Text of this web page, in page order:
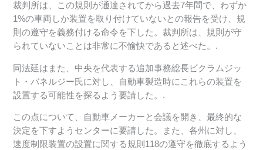
裁判所は、この規則が通達されてから過去7年間で、わずか
1%の車両しか装置を取り付けていないとの報告を受け、規
則の遵守を義務付ける命令を下した。裁判所は、規則が守
られていないことは非常に不愉快であると述べた。.
同法廷はまた、中央を代表する追加事務総長ビクラムジッ
ト・バネルジー氏に対し、自動車製造時にこれらの装置を
設置する可能性を探るよう要請した。.
この点について、自動車メーカーと会議を開き、最終的な
決定を下すようセンターに要請した。また、各州に対し、
速度制限装置の設置に関する規則118の遵守を徹底するよう